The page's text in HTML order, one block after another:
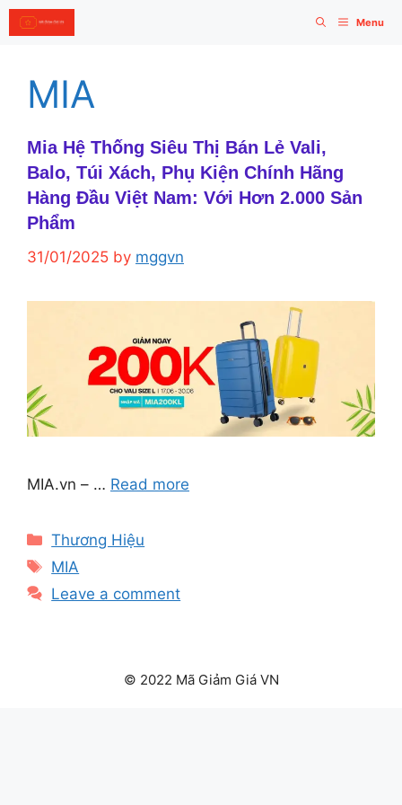
Skip
to
Menu
MIA
Mia Hệ Thống Siêu Thị Bán Lẻ Vali,
Balo, Túi Xách, Phụ Kiện Chính Hãng
Hàng Đầu Việt Nam: Với Hơn 2.000 Sản
Phẩm
31/01/2025 by mggvn
MIA.vn – … Read more
Categories
Thương Hiệu
Tags
MIA
Leave a comment
© 2022 Mã Giảm Giá VN